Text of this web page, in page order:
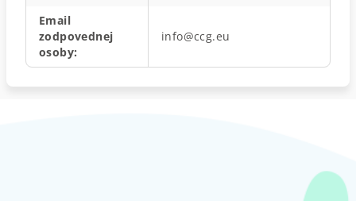
Email
zodpovednej
osoby:
info@ccg.eu